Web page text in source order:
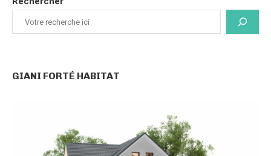
GIANI FORTÉ HABITAT